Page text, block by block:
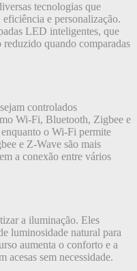
tecnologias que
e personalização.
LED inteligentes, que
quando comparadas
controlados
Wi-Fi, Bluetooth, Zigbee e
o Wi-Fi permite
e Z-Wave são mais
a conexão entre vários
a iluminação. Eles
luminosidade natural para
aumenta o conforto e a
acesas sem necessidade.